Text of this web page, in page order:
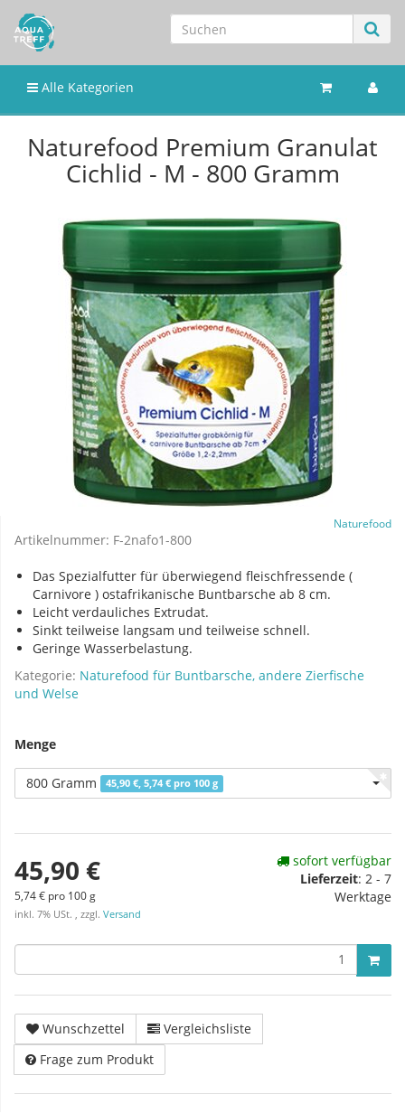
Alle Kategorien
Naturefood Premium Granulat
Cichlid - M - 800 Gramm
Naturefood
Artikelnummer: F-2nafo1-800
Das Spezialfutter für überwiegend fleischfressende (
Carnivore ) ostafrikanische Buntbarsche ab 8 cm.
Leicht verdauliches Extrudat.
Sinkt teilweise langsam und teilweise schnell.
Geringe Wasserbelastung.
Kategorie: Naturefood für Buntbarsche, andere Zierfische
und Welse
Menge
800 Gramm 45,90 €, 5,74 € pro 100 g
45,90 €
5,74 € pro 100 g
inkl. 7% USt. , zzgl. Versand
sofort verfügbar
Lieferzeit: 2 - 7
Werktage
Wunschzettel
Vergleichsliste
Frage zum Produkt